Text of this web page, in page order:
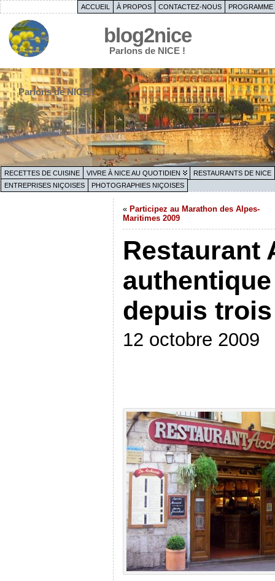
ACCUEIL À PROPOS CONTACTEZ-NOUS PROGRAMME
blog2nice
Parlons de NICE !
Parlons de NICE !
RECETTES DE CUISINE VIVRE À NICE AU QUOTIDIEN
RESTAURANTS DE NICE
ENTREPRISES NIÇOISES
PHOTOGRAPHIES NIÇOISES
« Participez au Marathon des Alpes-
Maritimes 2009
Restaurant
depuis
12 octobre 2009